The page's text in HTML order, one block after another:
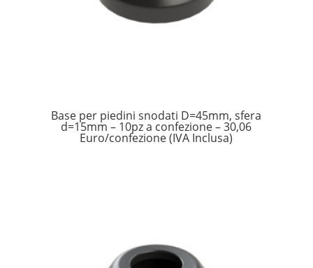
Base per piedini snodati D=45mm, sfera
d=15mm – 10pz a confezione – 30,06
Euro/confezione (IVA Inclusa)